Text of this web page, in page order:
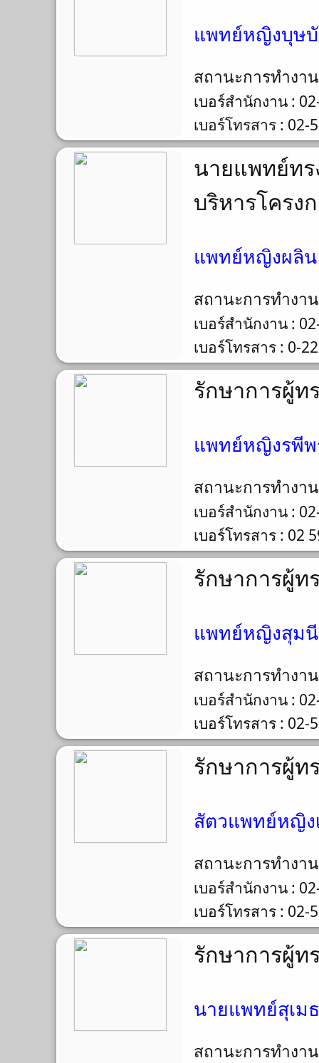
แพทย์หญิงบุษ
สถานะการทำงา
เบอร์สำนักงาน :
เบอร์โทรสาร : 02-
นายแพทย์ท
บริหารโครง
แพทย์หญิงผลิ
สถานะการทำงา
เบอร์สำนักงาน :
เบอร์โทรสาร : 0-
รักษาการผู้
แพทย์หญิงรพี
สถานะการทำงา
เบอร์สำนักงาน :
เบอร์โทรสาร : 02
รักษาการผู้
แพทย์หญิงสุม
สถานะการทำงา
เบอร์สำนักงาน :
เบอร์โทรสาร : 02-
รักษาการผู้
สัตวแพทย์หญิง
สถานะการทำงา
เบอร์สำนักงาน :
เบอร์โทรสาร : 02-
รักษาการผู้
นายแพทย์สุเม
สถานะการทำงา